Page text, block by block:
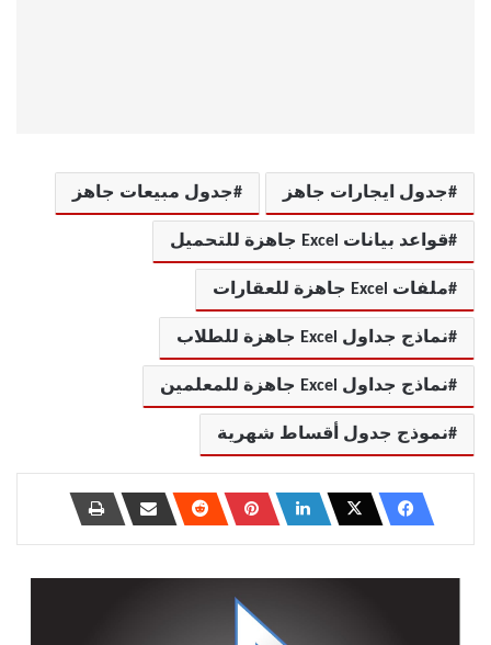
جدول ايجارات جاهز جدول مبيعات جاهز
قواعد بيانات Excel جاهزة للتحميل
ملفات Excel جاهزة للعقارات
نماذج جداول Excel جاهزة للطلاب
نماذج جداول Excel جاهزة للمعلمين
نموذج جدول أقساط شهرية